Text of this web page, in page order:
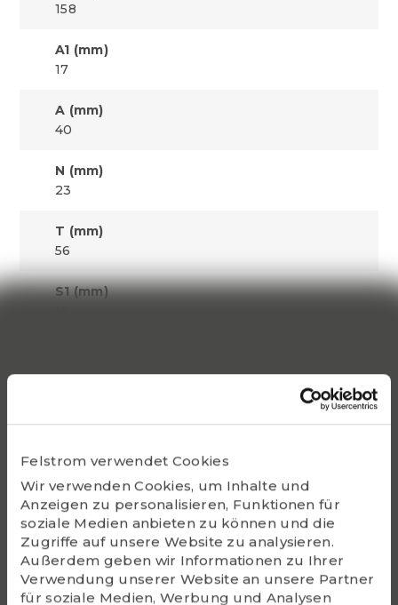
Felstrom verwendet Cookies
Wir verwenden Cookies, um Inhalte und
Anzeigen zu personalisieren, Funktionen für
soziale Medien anbieten zu können und die
Zugriffe auf unsere Website zu analysieren.
Außerdem geben wir Informationen zu Ihrer
Verwendung unserer Website an unsere Partner
für soziale Medien, Werbung und Analysen
158
A1 (mm)
17
A (mm)
40
N (mm)
23
T (mm)
56
S1 (mm)
40560
UC308
Housing
FL308
G - Bolt size